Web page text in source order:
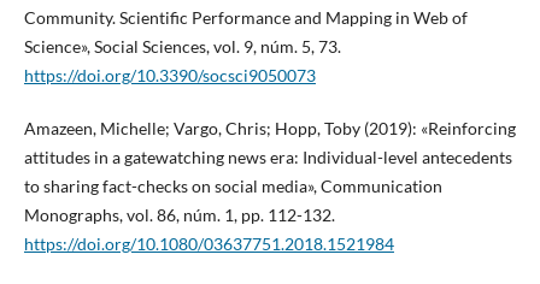
Community. Scientific Performance and Mapping in Web of
Science», Social Sciences, vol. 9, núm. 5, 73.
https://doi.org/10.3390/socsci9050073
Amazeen, Michelle; Vargo, Chris; Hopp, Toby (2019): «Reinforcing
attitudes in a gatewatching news era: Individual-level antecedents
to sharing fact-checks on social media», Communication
Monographs, vol. 86, núm. 1, pp. 112-132.
https://doi.org/10.1080/03637751.2018.1521984